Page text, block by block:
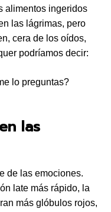
alimentos ingeridos
las lágrimas, pero
cera de los oídos,
podríamos decir:
lo preguntas?
las
de las emociones.
late más rápido, la
más glóbulos rojos,